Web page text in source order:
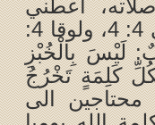
أعطني
خبزنا اليوم في إنجيل متى 4: 4، ولوقا 4:
لَيْسَ بِالْخُبْزِ
كَلِمَةٍ تَخْرُجُ
الى